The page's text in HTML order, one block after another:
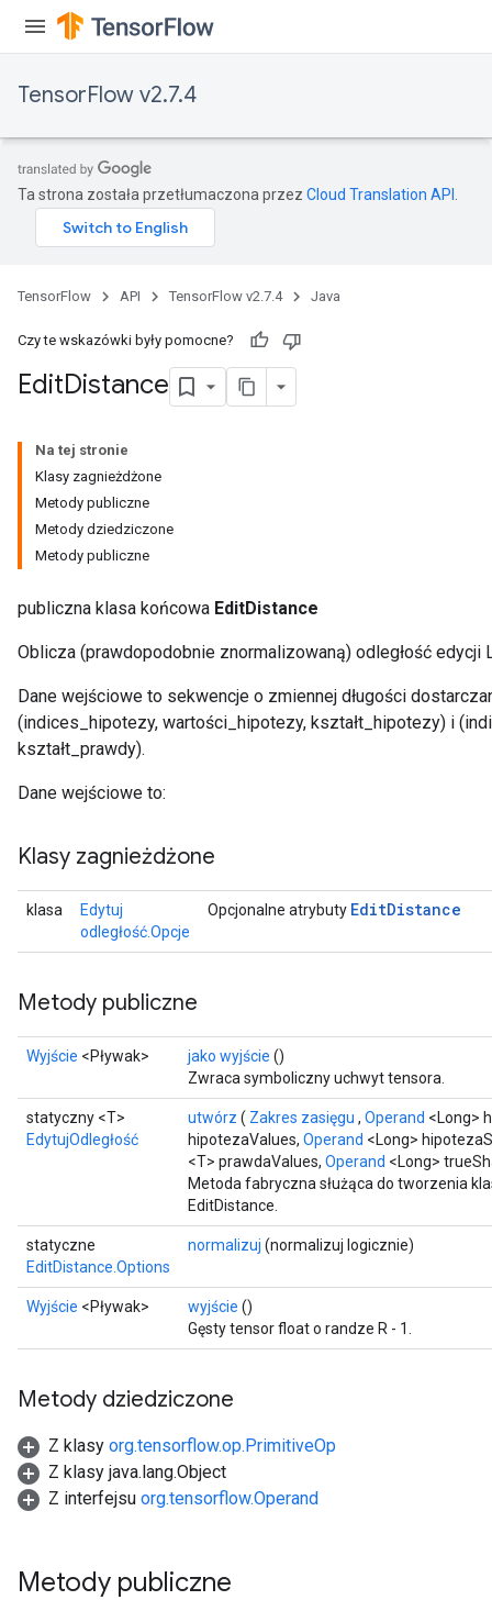
TensorFlow v2.7.4
Ta strona została przetłumaczona przez Cloud Translation API
TensorFlow API TensorFlow v2.7.4 Java
Czy te wskazówki były pomocne?
EditDistance
Na tej stronie
Klasy zagnieżdżone
Metody publiczne
Metody dziedziczone
Metody publiczne
publiczna klasa końcowa EditDistance
Oblicza (prawdopodobnie znormalizowaną) odległość edycji
Dane wejściowe to sekwencje o zmiennej długości
(indices_hipotezy, wartości_hipotezy, kształt_hipotezy) i
kształt_prawdy).
Dane wejściowe to:
Klasy zagnieżdżone
klasa
Edytuj
odległość.Opcje
Opcjonalne atrybuty EditDistance
Metody publiczne
Wyjście <Pływak> jako wyjście ()
Zwraca symboliczny uchwyt tensora.
statyczny <T>
EdytujOdległość
utwórz ( Zakres zasięgu , Operand <Long>
hipotezaValues, Operand <Long>
<T> prawdaValues, Operand <Long>
Metoda fabryczna służąca do tworzenia
EditDistance.
statyczne
EditDistance.Options
normalizuj (normalizuj logicznie)
Wyjście <Pływak> wyjście ()
Gęsty tensor float o randze R - 1.
Metody dziedziczone
Z klasy org.tensorflow.op.PrimitiveOp
Z klasy java.lang.Object
Z interfejsu org.tensorflow.Operand
Metody publiczne